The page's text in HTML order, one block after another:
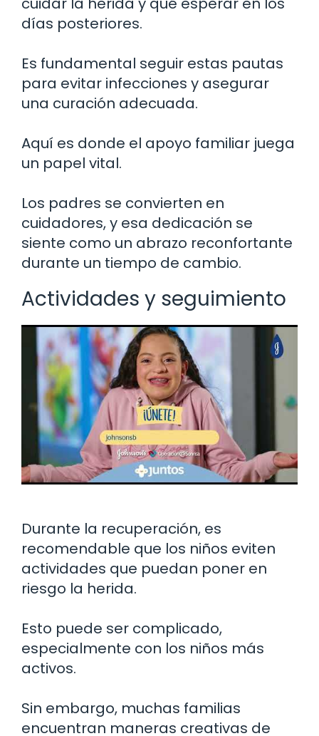
días posteriores.
Es fundamental seguir estas pautas
para evitar infecciones y asegurar
una curación adecuada.
Aquí es donde el apoyo familiar juega
un papel vital.
Los padres se convierten en
cuidadores, y esa dedicación se
siente como un abrazo reconfortante
durante un tiempo de cambio.
Actividades y seguimiento
Durante la recuperación, es
recomendable que los niños eviten
actividades que puedan poner en
riesgo la herida.
Esto puede ser complicado,
especialmente con los niños más
activos.
Sin embargo, muchas familias
encuentran maneras creativas de